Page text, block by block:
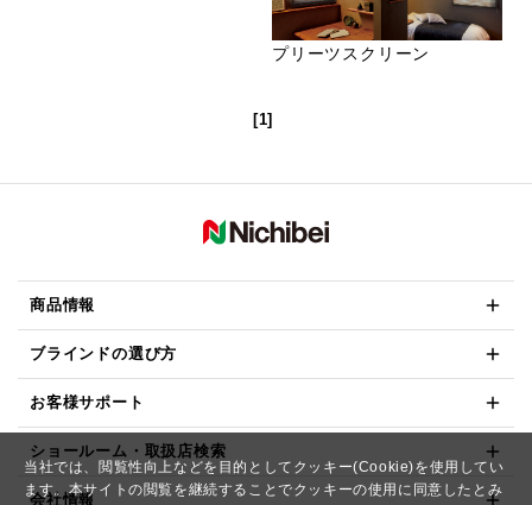
当社では、閲覧性向上などを目的としてクッキー(Cookie)を使用してい
ます。本サイトの閲覧を継続することでクッキーの使用に同意したとみ
プリーツスクリーン
[1]
商品情報
ブラインドの選び方
お客様サポート
ショールーム・取扱店検索
会社情報